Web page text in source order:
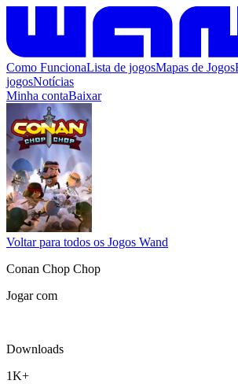
Como FuncionaLista de jogosMapas de Jogos
jogosNotícias
Minha contaBaixar
Voltar para todos os Jogos Wand
Conan Chop Chop
Jogar com
Downloads
1K+